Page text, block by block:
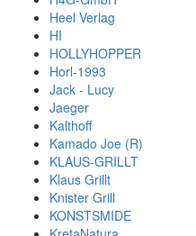
Heel Verlag
HI
HOLLYHOPPER
Horl-1993
Jack - Lucy
Jaeger
Kalthoff
Kamado Joe (R)
KLAUS-GRILLT
Klaus Grillt
Knister Grill
KONSTSMIDE